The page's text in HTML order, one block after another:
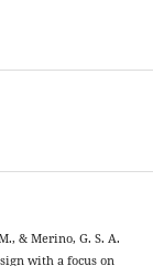
& Merino, G. S. A.
with a focus on